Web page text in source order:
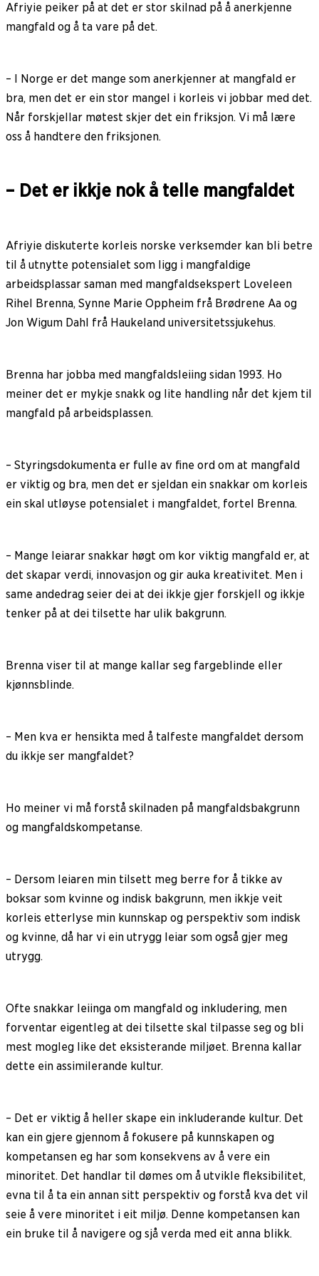
Afriyie peiker på at det er stor skilnad på å anerkjenne
mangfald og å ta vare på det.
– I Norge er det mange som anerkjenner at mangfald er
bra, men det er ein stor mangel i korleis vi jobbar med det.
Når forskjellar møtest skjer det ein friksjon. Vi må lære
oss å handtere den friksjonen.
– Det er ikkje nok å telle mangfaldet
Afriyie diskuterte korleis norske verksemder kan bli betre
til å utnytte potensialet som ligg i mangfaldige
arbeidsplassar saman med mangfaldsekspert Loveleen
Rihel Brenna, Synne Marie Oppheim frå Brødrene Aa og
Jon Wigum Dahl frå Haukeland universitetssjukehus.
Brenna har jobba med mangfaldsleiing sidan 1993. Ho
meiner det er mykje snakk og lite handling når det kjem til
mangfald på arbeidsplassen.
– Styringsdokumenta er fulle av fine ord om at mangfald
er viktig og bra, men det er sjeldan ein snakkar om korleis
ein skal utløyse potensialet i mangfaldet, fortel Brenna.
– Mange leiarar snakkar høgt om kor viktig mangfald er, at
det skapar verdi, innovasjon og gir auka kreativitet. Men i
same andedrag seier dei at dei ikkje gjer forskjell og ikkje
tenker på at dei tilsette har ulik bakgrunn.
Brenna viser til at mange kallar seg fargeblinde eller
kjønnsblinde.
– Men kva er hensikta med å talfeste mangfaldet dersom
du ikkje ser mangfaldet?
Ho meiner vi må forstå skilnaden på mangfaldsbakgrunn
og mangfaldskompetanse.
– Dersom leiaren min tilsett meg berre for å tikke av
boksar som kvinne og indisk bakgrunn, men ikkje veit
korleis etterlyse min kunnskap og perspektiv som indisk
og kvinne, då har vi ein utrygg leiar som også gjer meg
utrygg.
Ofte snakkar leiinga om mangfald og inkludering, men
forventar eigentleg at dei tilsette skal tilpasse seg og bli
mest mogleg like det eksisterande miljøet. Brenna kallar
dette ein assimilerande kultur.
– Det er viktig å heller skape ein inkluderande kultur. Det
kan ein gjere gjennom å fokusere på kunnskapen og
kompetansen eg har som konsekvens av å vere ein
minoritet. Det handlar til dømes om å utvikle fleksibilitet,
evna til å ta ein annan sitt perspektiv og forstå kva det vil
seie å vere minoritet i eit miljø. Denne kompetansen kan
ein bruke til å navigere og sjå verda med eit anna blikk.